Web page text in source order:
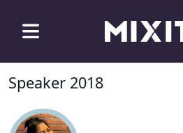
Speaker 2018